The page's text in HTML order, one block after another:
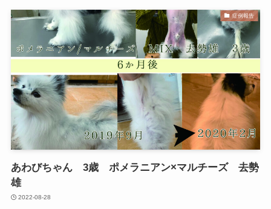
症例報告
あわびちゃん 3歳 ポメラニアン×マルチーズ 去勢
雄
2022-08-28